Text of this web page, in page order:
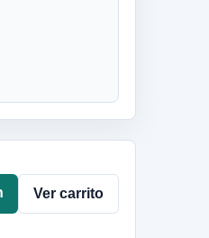
Ver carrito